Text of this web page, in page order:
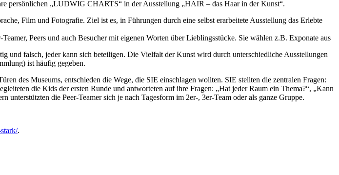
persönlichen „LUDWIG CHARTS“ in der Ausstellung „HAIR – das Haar in der Kunst“.
Film und Fotografie. Ziel ist es, in Führungen durch eine selbst erarbeitete Ausstellung das Erlebte
Peers und auch Besucher mit eigenen Worten über Lieblingsstücke. Sie wählen z.B. Exponate aus
und falsch, jeder kann sich beteiligen. Die Vielfalt der Kunst wird durch unterschiedliche Ausstellungen
ist häufig gegeben.
des Museums, entschieden die Wege, die SIE einschlagen wollten. SIE stellten die zentralen Fragen:
die Kids der ersten Runde und antworteten auf ihre Fragen: „Hat jeder Raum ein Thema?“, „Kann
die Peer-Teamer sich je nach Tagesform im 2er-, 3er-Team oder als ganze Gruppe.
.